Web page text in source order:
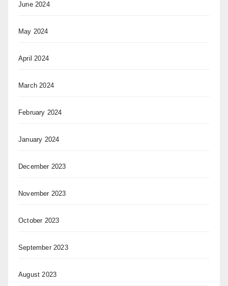
June 2024
May 2024
April 2024
March 2024
February 2024
January 2024
December 2023
November 2023
October 2023
September 2023
August 2023